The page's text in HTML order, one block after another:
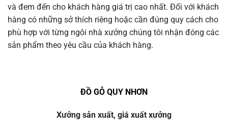
và đem đến cho khách hàng giá trị cao nhất. Đối với khách
hàng có những sở thích riêng hoặc cần đúng quy cách cho
phù hợp với từng ngôi nhà xưởng chúng tôi nhận đóng các
sản phẩm theo yêu cầu của khách hàng.
ĐỒ GỖ QUY NHƠN
Xưởng sản xuất, giá xuất xưởng